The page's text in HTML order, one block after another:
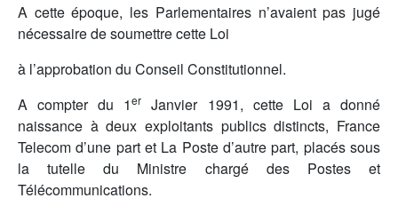
A cette époque, les Parlementaires n’avaient pas jugé
nécessaire de soumettre cette Loi
à l’approbation du Conseil Constitutionnel.
A compter du 1er
Janvier 1991, cette Loi a donné
naissance à deux exploitants publics distincts, France
Telecom d’une part et La Poste d’autre part, placés sous
la tutelle du Ministre chargé des Postes et
Télécommunications.